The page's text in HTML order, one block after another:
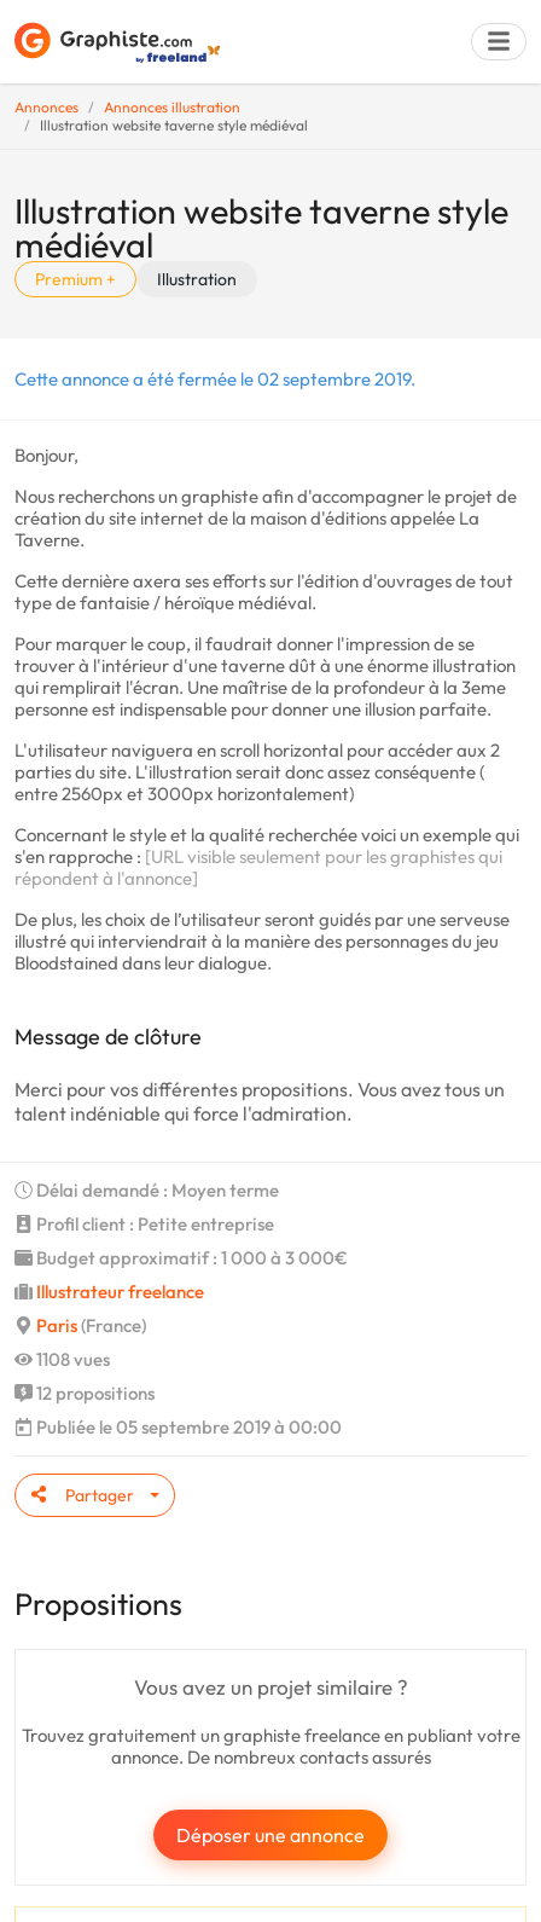
Annonces
Annonces illustration
Illustration website taverne style médiéval
Illustration website taverne style
médiéval
Premium + Illustration
Cette annonce a été fermée le 02 septembre 2019.
Bonjour,
Nous recherchons un graphiste afin d'accompagner le projet de
création du site internet de la maison d'éditions appelée La
Taverne.
Cette dernière axera ses efforts sur l'édition d'ouvrages de tout
type de fantaisie / héroïque médiéval.
Pour marquer le coup, il faudrait donner l'impression de se
trouver à l'intérieur d'une taverne dût à une énorme illustration
qui remplirait l'écran. Une maîtrise de la profondeur à la 3eme
personne est indispensable pour donner une illusion parfaite.
L'utilisateur naviguera en scroll horizontal pour accéder aux 2
parties du site. L'illustration serait donc assez conséquente (
entre 2560px et 3000px horizontalement)
Concernant le style et la qualité recherchée voici un exemple qui
s'en rapproche : [URL visible seulement pour les graphistes qui
répondent à l'annonce]
De plus, les choix de l’utilisateur seront guidés par une serveuse
illustré qui interviendrait à la manière des personnages du jeu
Bloodstained dans leur dialogue.
Message de clôture
Merci pour vos différentes propositions. Vous avez tous un
talent indéniable qui force l'admiration.
Délai demandé : Moyen terme
Profil client : Petite entreprise
Budget approximatif : 1 000 à 3 000€
Illustrateur freelance
Paris(France)
1108 vues
12 propositions
Publiée le 05 septembre 2019 à 00:00
Partager
Propositions
Vous avez un projet similaire ?
Trouvez gratuitement un graphiste freelance en publiant votre
annonce. De nombreux contacts assurés
Déposer une annonce